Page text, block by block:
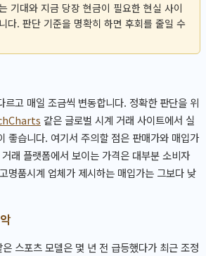
기대와 지금 당장 현금이 필요한 현실 사이
다. 판단 기준을 명확히 하면 후회를 줄일 수
르고 매일 조금씩 변동합니다. 정확한 판단을 위
같은 글로벌 시계 거래 사이트에서 실
좋습니다. 여기서 주의할 점은 판매가와 매입가
래 플랫폼에서 보이는 가격은 대부분 소비자
명품시계 업체가 제시하는 매입가는 그보다 낮
스포츠 모델은 몇 년 전 급등했다가 최근 조정